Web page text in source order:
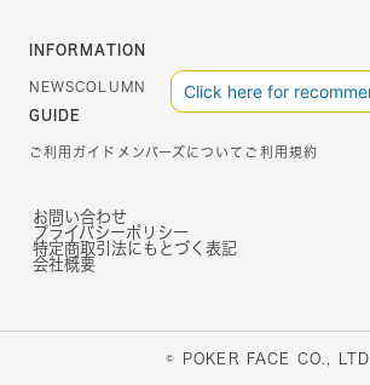
INFORMATION
NEWSCOLUMN
GUIDE
ご利用ガイド メンバーズについて ご利用規約
お問い合わせ
プライバシーポリシー
特定商取引法にもとづく表記
会社概要
© POKER FACE CO., LTD.